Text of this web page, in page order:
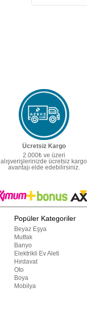
Ücretsiz Kargo
2.000₺ ve üzeri
alışverişlerinizde ücretsiz kargo
avantajı elde edebilirsiniz.
Popüler Kategoriler
Beyaz Eşya
Mutfak
Banyo
Elektrikli Ev Aleti
Hırdavat
Oto
Boya
Mobilya